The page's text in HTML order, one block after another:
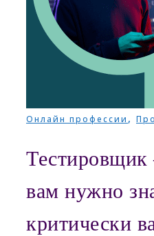
Онлайн профессии ,
вам нужно
критически